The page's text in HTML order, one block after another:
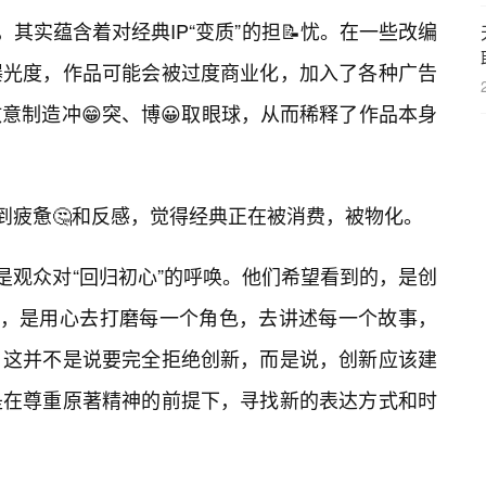
其实蕴含着对经典IP“变质”的担📝忧。在一些改编
度，作品可能会被过度商业化，加入了各种广告
制造冲😁突、博😀取眼球，从而稀释了作品本身
疲惫🤔和反感，觉得经典正在被消费，被物化。
观众对“回归初心”的呼唤。他们希望看到的，是创
是用心去打磨每一个角色，去讲述每一个故事，
并不是说要完全拒绝创新，而是说，创新应该建
尊重原著精神的前提下，寻找新的表达方式和时